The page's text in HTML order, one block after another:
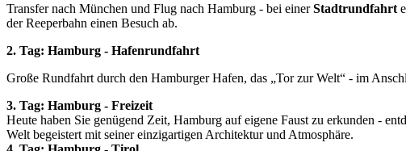
Transfer nach München und Flug nach Hamburg - bei einerStadtrundfahrt
der Reeperbahn einen Besuch ab.
2. Tag: Hamburg - Hafenrundfahrt
Große Rundfahrt durch den Hamburger Hafen, das „Tor zur Welt“ - im
3. Tag: Hamburg - Freizeit
Heute haben Sie genügend Zeit, Hamburg auf eigene Faust zu erkunden -
Welt begeistert mit seiner einzigartigen Architektur und Atmosphäre.